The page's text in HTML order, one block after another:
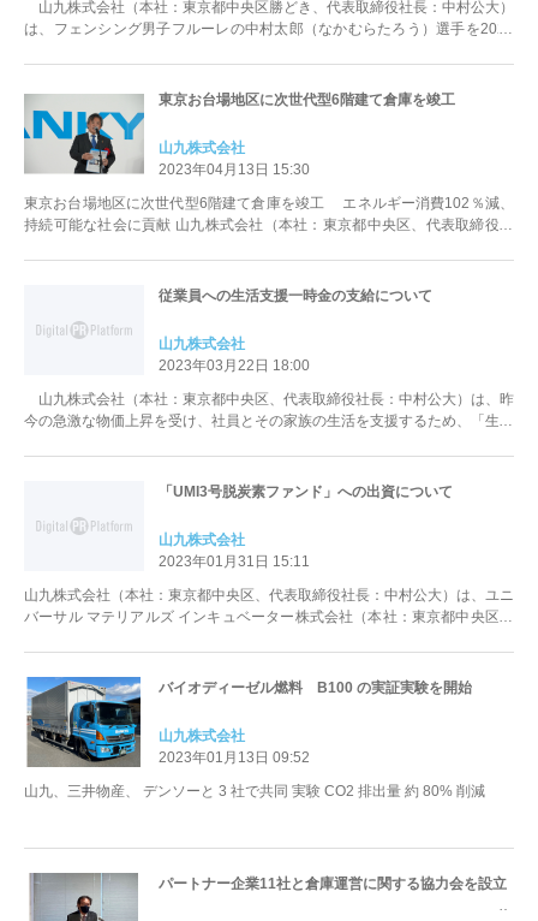
山九株式会社（本社：東京都中央区勝どき、代表取締役社長：中村公大）
は、フェンシング男子フルーレの中村太郎（なかむらたろう）選手を2023
東京お台場地区に次世代型6階建て倉庫を竣工
山九株式会社
2023年04月13日 15:30
東京お台場地区に次世代型6階建て倉庫を竣工 エネルギー消費102％減、
持続可能な社会に貢献 山九株式会社（本社：東京都中央区、代表取締役社
従業員への生活支援一時金の支給について
山九株式会社
2023年03月22日 18:00
山九株式会社（本社：東京都中央区、代表取締役社長：中村公大）は、昨
今の急激な物価上昇を受け、社員とその家族の生活を支援するため、「生活
「UMI3号脱炭素ファンド」への出資について
山九株式会社
2023年01月31日 15:11
山九株式会社（本社：東京都中央区、代表取締役社長：中村公大）は、ユニ
バーサル マテリアルズ インキュベーター株式会社（本社：東京都中央区、
バイオディーゼル燃料 B100 の実証実験を開始
山九株式会社
2023年01月13日 09:52
山九、三井物産、 デンソーと 3 社で共同 実験 CO2 排出量 約 80% 削減
パートナー企業11社と倉庫運営に関する協力会を設立